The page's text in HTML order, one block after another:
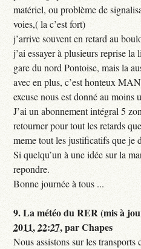
matériel, ou problème de
voies,( la c’est fort)
j’arrive souvent en retard au
j’ai essayer à plusieurs reprise
gare du nord Pontoise, mais la
avec en plus, c’est honteux
excuse nous est donné au moins
J’ai un abonnement intégral 5
retourner pour tout les retards
meme tout les justificatifs que je
Si quelqu’un à une idée sur la
repondre.
Bonne journée à tous ...
9.La météo du RER (mis à
2011, 22:27,parChapes
Nous assistons sur les